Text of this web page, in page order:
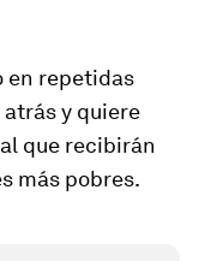
en repetidas
y quiere
que recibirán
más pobres.